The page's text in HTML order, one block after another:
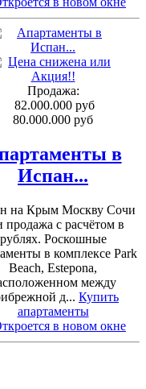
Продажа:
82.000.000 руб
80.000.000 руб
в
Испан...
на Крым Москву Сочи
продажа с расчётом в
рублях. Роскошные
в комплексе Park
Beach, Estepona,
между
д... Купить
апартаменты